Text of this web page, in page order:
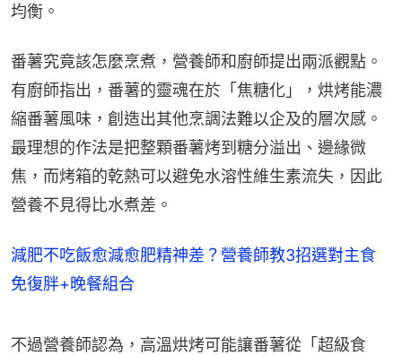
均衡。
番薯究竟該怎麼烹煮，營養師和廚師提出兩派觀點。
有廚師指出，番薯的靈魂在於「焦糖化」，烘烤能濃
縮番薯風味，創造出其他烹調法難以企及的層次感。
最理想的作法是把整顆番薯烤到糖分溢出、邊緣微
焦，而烤箱的乾熱可以避免水溶性維生素流失，因此
營養不見得比水煮差。
減肥不吃飯愈減愈肥精神差？營養師教3招選對主食
免復胖+晚餐組合
不過營養師認為，高溫烘烤可能讓番薯從「超級食